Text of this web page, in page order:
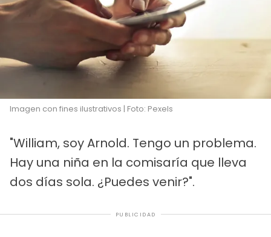
Imagen con fines ilustrativos | Foto: Pexels
"William, soy Arnold. Tengo un problema.
Hay una niña en la comisaría que lleva
dos días sola. ¿Puedes venir?".
PUBLICIDAD